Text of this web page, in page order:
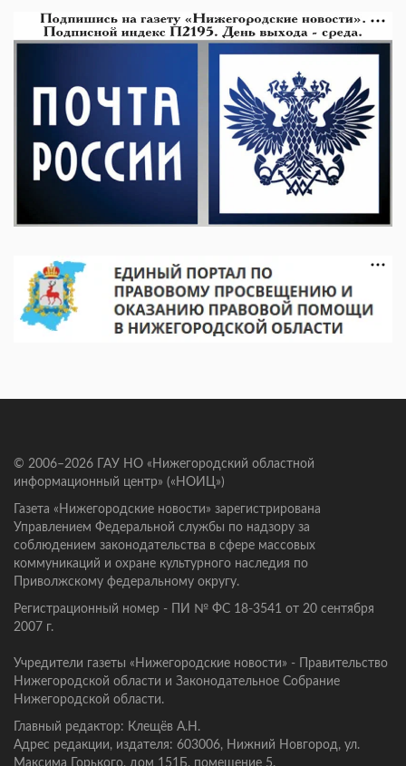
© 2006–2026 ГАУ НО «Нижегородский областной
информационный центр» («НОИЦ»)
Газета «Нижегородские новости» зарегистрирована
Управлением Федеральной службы по надзору за
соблюдением законодательства в сфере массовых
коммуникаций и охране культурного наследия по
Приволжскому федеральному округу.
Регистрационный номер - ПИ № ФС 18-3541 от 20 сентября
2007 г.
Учредители газеты «Нижегородские новости» - Правительство
Нижегородской области и Законодательное Собрание
Нижегородской области.
Главный редактор: Клещёв А.Н.
Адрес редакции, издателя: 603006, Нижний Новгород, ул.